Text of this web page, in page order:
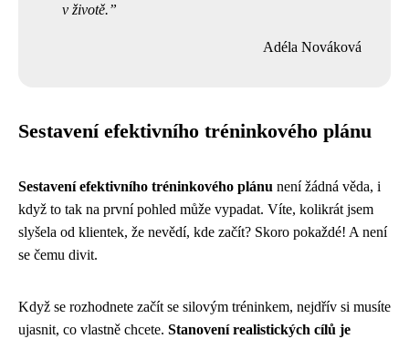
v životě.
Adéla Nováková
Sestavení efektivního tréninkového plánu
Sestavení efektivního tréninkového plánu není žádná věda, i
když to tak na první pohled může vypadat. Víte, kolikrát jsem
slyšela od klientek, že nevědí, kde začít? Skoro pokaždé! A není
se čemu divit.
Když se rozhodnete začít se silovým tréninkem, nejdřív si musíte
ujasnit, co vlastně chcete. Stanovení realistických cílů je